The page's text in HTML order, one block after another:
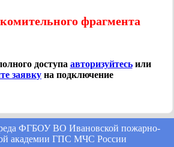
фрагмента
доступа авторизуйтесьили
заявку на подключение
ФГБОУ ВО Ивановской пожарно-
академии ГПС МЧС России